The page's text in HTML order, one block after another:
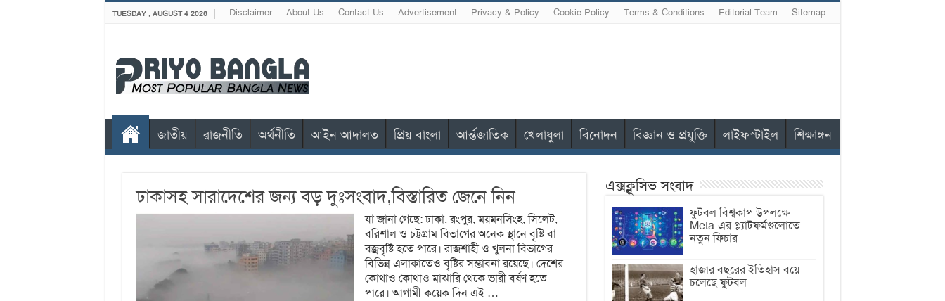
TUESDAY , AUGUST 4 2026 Disclaimer About Us Contact Us Advertisement Privacy & Policy Cookie Policy Terms & Conditions Editorial Team Sitemap
জাতীয় রাজনীতি অর্থনীতি আইন আদালত প্রিয় বাংলা আর্ন্তজাতিক খেলাধুলা বিনোদন বিজ্ঞান ও প্রযুক্তি লাইফস্টাইল শিক্ষাঙ্গন
ঢাকাসহ সারাদেশের জন্য বড় দুঃসংবাদ,বিস্তারিত জেনে নিন
যা জানা গেছে: ঢাকা, রংপুর, ময়মনসিংহ, সিলেট,
বরিশাল ও চট্টগ্রাম বিভাগের অনেক স্থানে বৃষ্টি বা
বজ্রবৃষ্টি হতে পারে। রাজশাহী ও খুলনা বিভাগের
বিভিন্ন এলাকাতেও বৃষ্টির সম্ভাবনা রয়েছে। দেশের
কোথাও কোথাও মাঝারি থেকে ভারী বর্ষণ হতে
পারে। আগামী কয়েক দিন এই …
এক্সক্লুসিভ সংবাদ
ফুটবল বিশ্বকাপ উপলক্ষে
Meta-এর প্ল্যাটফর্মগুলোতে
নতুন ফিচার
হাজার বছরের ইতিহাস বয়ে
চলেছে ফুটবল